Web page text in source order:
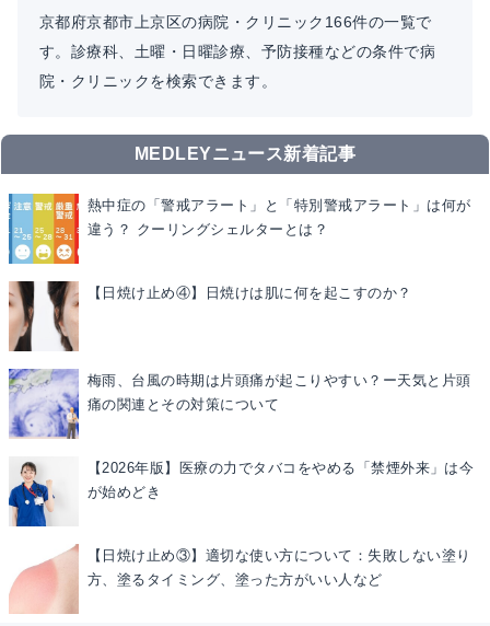
京都府京都市上京区の病院・クリニック166件の一覧で
す。診療科、土曜・日曜診療、予防接種などの条件で病
院・クリニックを検索できます。
MEDLEYニュース新着記事
熱中症の「警戒アラート」と「特別警戒アラート」は何が
違う？ クーリングシェルターとは？
【日焼け止め④】日焼けは肌に何を起こすのか？
梅雨、台風の時期は片頭痛が起こりやすい？ー天気と片頭
痛の関連とその対策について
【2026年版】医療の力でタバコをやめる「禁煙外来」は今
が始めどき
【日焼け止め③】適切な使い方について：失敗しない塗り
方、塗るタイミング、塗った方がいい人など